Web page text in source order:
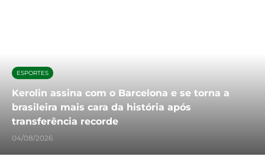
ESPORTES
Kerolin assina com o Barcelona e se torna a
brasileira mais cara da história após
transferência recorde
04/08/2026